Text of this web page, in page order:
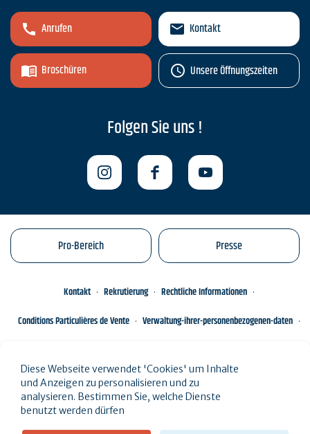
Anrufen
Broschüren
Kontakt
Unsere Öffnungszeiten
Folgen Sie uns !
Pro-Bereich Presse
Kontakt Rekrutierung
Rechtliche Informationen
Conditions Particulières de Vente
Verwaltung-ihrer-personenbezogenen-daten
Diese Webseite verwendet 'Cookies' um Inhalte
und Anzeigen zu personalisieren und zu
analysieren. Bestimmen Sie, welche Dienste
benutzt werden dürfen